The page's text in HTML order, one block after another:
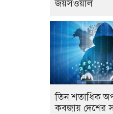
জয়সওয়াল
তিন শতাধিক
কবজায় দেশের